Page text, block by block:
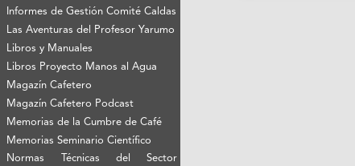
Informes de Gestión Comité Caldas
Las Aventuras del Profesor Yarumo
Libros y Manuales
Libros Proyecto Manos al Agua
Magazín Cafetero
Magazín Cafetero Podcast
Memorias de la Cumbre de Café
Memorias Seminario Científico
Normas Técnicas del Sector